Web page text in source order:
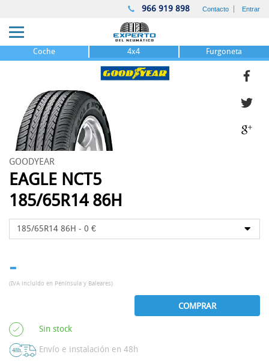
966 919 898 Contacto Entrar
Coche 4x4 Furgoneta
GOODYEAR
EAGLE NCT5
185/65R14 86H
-
(IVA incluído en Península y Baleares)
COMPRAR
Sin stock
Envío e instalación en 48h